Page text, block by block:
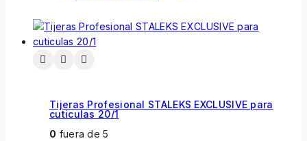
Tijeras Profesional STALEKS EXCLUSIVE para
cuticulas 20/1
0 fuera de 5